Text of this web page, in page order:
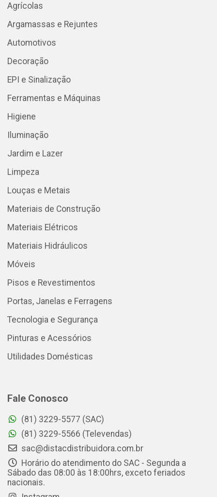
Agrícolas
Argamassas e Rejuntes
Automotivos
Decoração
EPI e Sinalização
Ferramentas e Máquinas
Higiene
Iluminação
Jardim e Lazer
Limpeza
Louças e Metais
Materiais de Construção
Materiais Elétricos
Materiais Hidráulicos
Móveis
Pisos e Revestimentos
Portas, Janelas e Ferragens
Tecnologia e Segurança
Pinturas e Acessórios
Utilidades Domésticas
Fale Conosco
(81) 3229-5577 (SAC)
(81) 3229-5566 (Televendas)
sac@distacdistribuidora.com.br
Horário do atendimento do SAC - Segunda a
Sábado das 08:00 às 18:00hrs, exceto feriados
nacionais.